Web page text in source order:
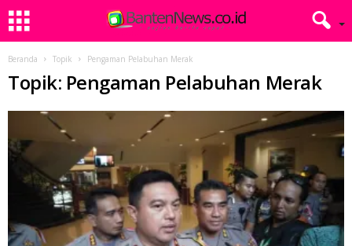
Beranda Topik Pengaman Pelabuhan Merak
Topik: Pengaman Pelabuhan Merak